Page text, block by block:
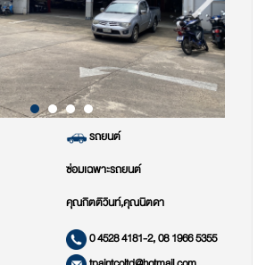
รถยนต์
ซ่อมเฉพาะรถยนต์
คุณกิตติวินท์,คุณนิตดา
0 4528 4181-2, 08 1966 5355